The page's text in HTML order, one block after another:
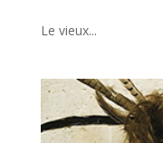
Le vieux...